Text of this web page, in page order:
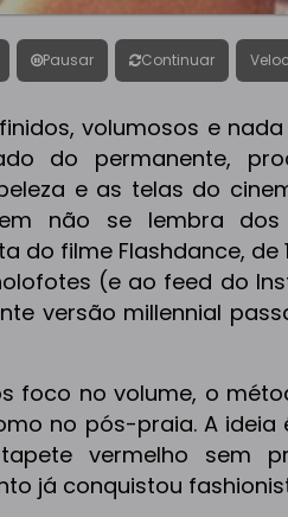
Pausar Continuar
volumosos e
do permanente,
e as telas do
não se lembra
do filme Flashdance, de
(e ao feed do
versão millennial
foco no volume, o
no pós-praia. A
vermelho sem
já conquistou